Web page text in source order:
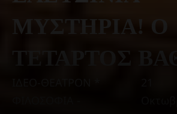
ΜΥΣΤΗΡΙΑ! Ο